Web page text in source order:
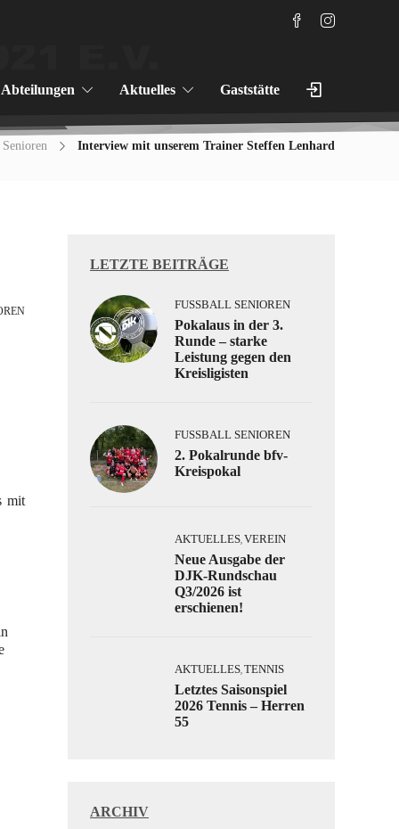
Abteilungen Aktuelles Gaststätte
Interview mit unserem Trainer Steffen Lenhard
mit
LETZTE BEITRÄGE
FUSSBALL SENIOREN
Pokalaus in der 3.
Runde – starke
Leistung gegen den
Kreisligisten
FUSSBALL SENIOREN
2. Pokalrunde bfv-
Kreispokal
AKTUELLES, VEREIN
Neue Ausgabe der
DJK-Rundschau
Q3/2026 ist
erschienen!
AKTUELLES, TENNIS
Letztes Saisonspiel
2026 Tennis – Herren
55
ARCHIV